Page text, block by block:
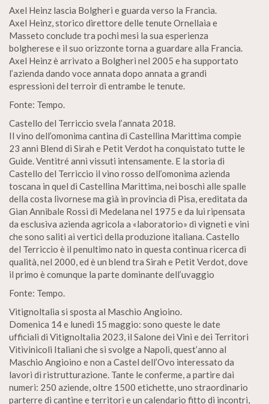
Axel Heinz lascia Bolgheri e guarda verso la Francia.
Axel Heinz, storico direttore delle tenute Ornellaia e
Masseto conclude tra pochi mesi la sua esperienza
bolgherese e il suo orizzonte torna a guardare alla Francia.
Axel Heinz è arrivato a Bolgheri nel 2005 e ha supportato
l’azienda dando voce annata dopo annata a grandi
espressioni del terroir di entrambe le tenute.
Fonte: Tempo.
Castello del Terriccio svela l’annata 2018.
Il vino dell’omonima cantina di Castellina Marittima compie
23 anni Blend di Sirah e Petit Verdot ha conquistato tutte le
Guide. Ventitré anni vissuti intensamente. E la storia di
Castello del Terriccio il vino rosso dell’omonima azienda
toscana in quel di Castellina Marittima, nei boschi alle spalle
della costa livornese ma già in provincia di Pisa, ereditata da
Gian Annibale Rossi di Medelana nel 1975 e da lui ripensata
da esclusiva azienda agricola a «laboratorio» di vigneti e vini
che sono saliti ai vertici della produzione italiana. Castello
del Terriccio è il penultimo nato in questa continua ricerca di
qualità, nel 2000, ed è un blend tra Sirah e Petit Verdot, dove
il primo è comunque la parte dominante dell’uvaggio
Fonte: Tempo.
Vitignoltalia si sposta al Maschio Angioino.
Domenica 14 e lunedì 15 maggio: sono queste le date
ufficiali di Vitignoltalia 2023, il Salone dei Vini e dei Territori
Vitivinicoli Italiani che si svolge a Napoli, quest’anno al
Maschio Angioino e non a Castel dell’Ovo interessato da
lavori di ristrutturazione. Tante le conferme, a partire dai
numeri: 250 aziende, oltre 1500 etichette, uno straordinario
parterre di cantine e territori e un calendario fitto di incontri,